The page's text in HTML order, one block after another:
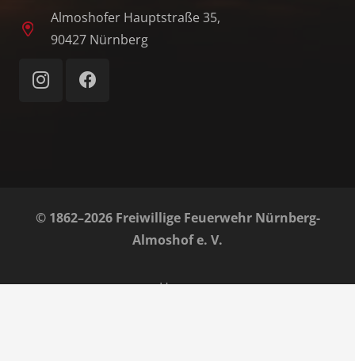
Almoshofer Hauptstraße 35,
90427 Nürnberg
© 1862–2026 Freiwillige Feuerwehr Nürnberg-
Almoshof e. V.
Home